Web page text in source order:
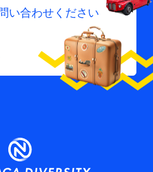
い合わせください